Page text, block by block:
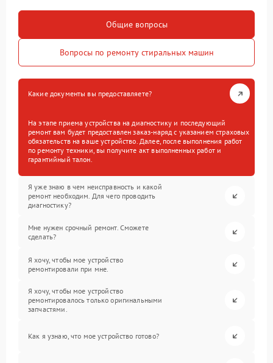
Общие вопросы
Вопросы по ремонту стиральных машин
Какие документы вы предоставляете?
На этапе приема устройства на диагностику и последующий
ремонт вам будет предоставлен заказ-наряд с указанием страховых
обязательств на ваше устройство. Далее, после выполнения работ
по ремонту техники, вы получите акт выполненных работ и
гарантийный талон.
Я уже знаю в чем неисправность и какой
ремонт необходим. Для чего проводить
диагностику?
Мне нужен срочный ремонт. Сможете
сделать?
Я хочу, чтобы мое устройство
ремонтировали при мне.
Я хочу, чтобы мое устройство
ремонтировалось только оригинальными
запчастями.
Как я узнаю, что мое устройство готово?